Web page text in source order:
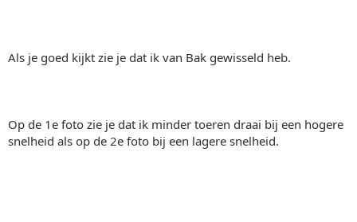
Als je goed kijkt zie je dat ik van Bak gewisseld heb.
Op de 1e foto zie je dat ik minder toeren draai bij een hogere
snelheid als op de 2e foto bij een lagere snelheid.